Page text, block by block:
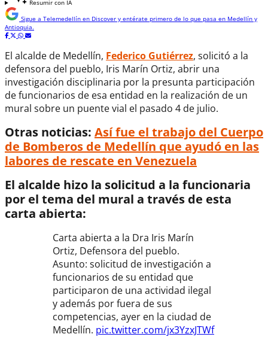
Resumir con IA
Sigue a Telemedellín en Discover y entérate primero de lo que pasa en Medellín y
Antioquia.
El alcalde de Medellín, Federico Gutiérrez, solicitó a la
defensora del pueblo, Iris Marín Ortiz, abrir una
investigación disciplinaria por la presunta participación
de funcionarios de esa entidad en la realización de un
mural sobre un puente vial el pasado 4 de julio.
Otras noticias: Así fue el trabajo del Cuerpo
de Bomberos de Medellín que ayudó en las
labores de rescate en Venezuela
El alcalde hizo la solicitud a la funcionaria
por el tema del mural a través de esta
carta abierta:
Carta abierta a la Dra Iris Marín
Ortiz, Defensora del pueblo.
Asunto: solicitud de investigación a
funcionarios de su entidad que
participaron de una actividad ilegal
y además por fuera de sus
competencias, ayer en la ciudad de
Medellín. pic.twitter.com/jx3YzxJTWf